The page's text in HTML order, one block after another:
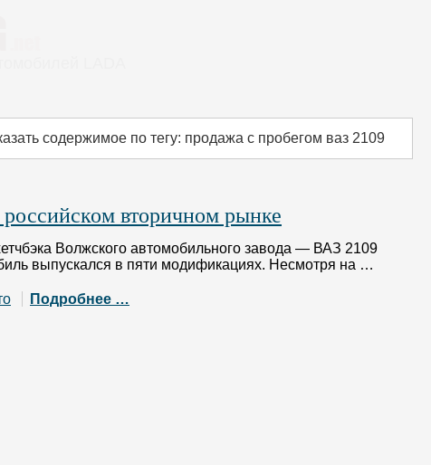
содержимое по тегу: продажа с пробегом ваз 2109
вторичном рынке
Волжского автомобильного завода — ВАЗ 2109
выпускался в пяти модификациях. Несмотря на …
Подробнее …